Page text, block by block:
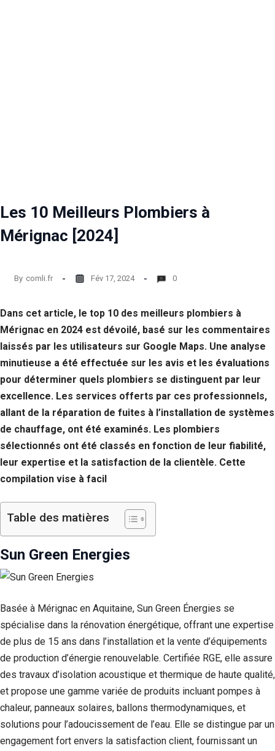
Les 10 Meilleurs Plombiers à
Mérignac [2024]
By comli.fr Fév 17, 2024 0
Dans cet article, le top 10 des meilleurs plombiers à
Mérignac en 2024 est dévoilé, basé sur les commentaires
laissés par les utilisateurs sur Google Maps. Une analyse
minutieuse a été effectuée sur les avis et les évaluations
pour déterminer quels plombiers se distinguent par leur
excellence. Les services offerts par ces professionnels,
allant de la réparation de fuites à l’installation de systèmes
de chauffage, ont été examinés. Les plombiers
sélectionnés ont été classés en fonction de leur fiabilité,
leur expertise et la satisfaction de la clientèle. Cette
compilation vise à facil
Table des matières
Sun Green Energies
Basée à Mérignac en Aquitaine, Sun Green Énergies se
spécialise dans la rénovation énergétique, offrant une expertise
de plus de 15 ans dans l’installation et la vente d’équipements
de production d’énergie renouvelable. Certifiée RGE, elle assure
des travaux d’isolation acoustique et thermique de haute qualité,
et propose une gamme variée de produits incluant pompes à
chaleur, panneaux solaires, ballons thermodynamiques, et
solutions pour l’adoucissement de l’eau. Elle se distingue par un
engagement fort envers la satisfaction client, fournissant un